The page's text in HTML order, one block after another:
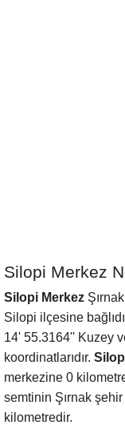
Silopi Merkez
Silopi Merkez
Silopi ilçesine
14' 55.3164'' Kuzey
koordinatlarıdır.
merkezine 0
semtinin Şırnak
kilometredir.